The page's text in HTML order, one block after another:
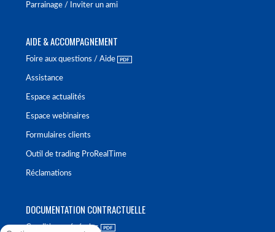
Parrainage / Inviter un ami
AIDE & ACCOMPAGNEMENT
Foire aux questions / Aide
Assistance
Espace actualités
Espace webinaires
Formulaires clients
Outil de trading ProRealTime
Réclamations
DOCUMENTATION CONTRACTUELLE
Conditions générales